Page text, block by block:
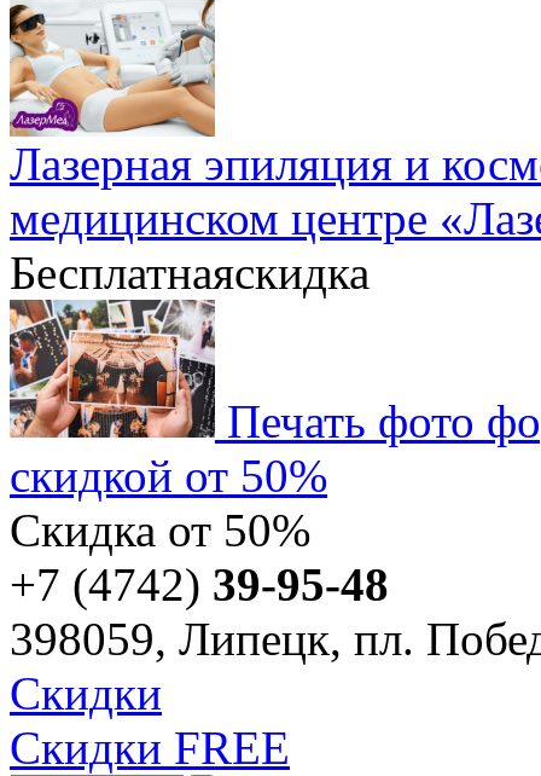
Лазерная эпиляция и
медицинском центре
Бесплатнаяскидка
Печать фото
скидкой от 50%
Скидка от 50%
+7 (4742) 39-95-48
398059, Липецк, пл.
Скидки
Скидки FREE